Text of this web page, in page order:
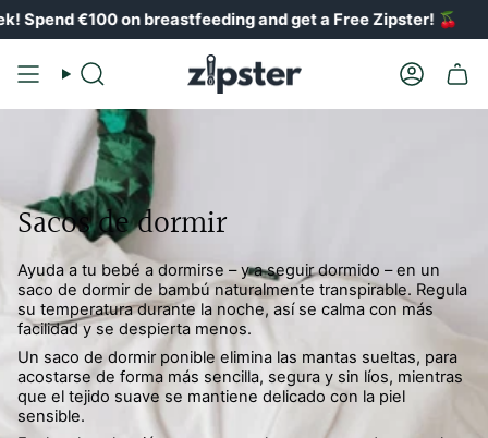
Ir
alSpend €100 on breastfeeding and get a Free Zipster!🍒
Buscar
Cuenta
Sacos de dormir
Ayuda a tu bebé a dormirse – y a seguir dormido – en un
saco de dormir de bambú naturalmente transpirable. Regula
su temperatura durante la noche, así se calma con más
facilidad y se despierta menos.
Un saco de dormir ponible elimina las mantas sueltas, para
acostarse de forma más sencilla, segura y sin líos, mientras
que el tejido suave se mantiene delicado con la piel
sensible.